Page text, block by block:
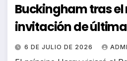
Buckingham tras el
invitación de
6 DE JULIO DE 2026